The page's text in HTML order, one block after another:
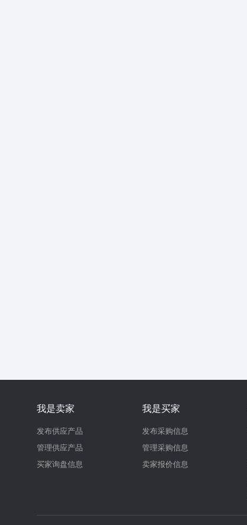
我是卖家
发布供应产品
管理供应产品
买家询盘信息
我是买家
发布采购信息
管理采购信息
卖家报价信息